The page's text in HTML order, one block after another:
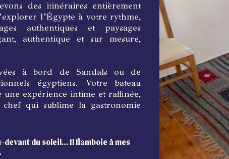
des itinéraires entièrement
l’Égypte à votre rythme,
authentiques et paysages
authentique et sur mesure,
à bord de Sandals ou de
égyptiens. Votre bateau
expérience intime et raffinée,
qui sublime la gastronomie
devant du soleil… Il flamboie à mes